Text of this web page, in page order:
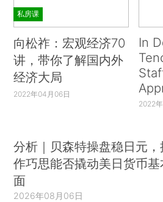
私房课
向松祚：宏观经济70
讲，带你了解国内外
经济大局
2022年04月06日
In
2022
分析｜贝森特操盘稳日元，
作巧思能否撬动美日货币基
面
2026年08月06日